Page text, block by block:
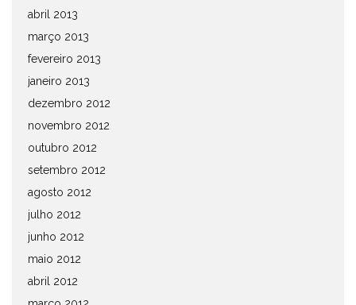
abril 2013
março 2013
fevereiro 2013
janeiro 2013
dezembro 2012
novembro 2012
outubro 2012
setembro 2012
agosto 2012
julho 2012
junho 2012
maio 2012
abril 2012